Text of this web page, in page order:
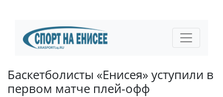
Баскетболисты «Енисея» уступили в
первом матче плей-офф